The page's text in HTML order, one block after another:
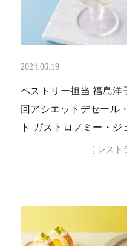
2024.06.19
ペストリー担当 福島
回アシエットデセール
ト ガストロノミー・ジ
[ レスト